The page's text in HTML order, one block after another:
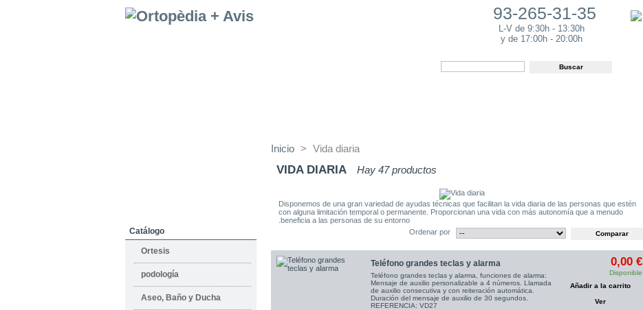
93-265-31-35
L-V de 9:30h - 13:30h
y de 17:00h - 20:00h
Catálogo
Ortesis
podología
Aseo, Baño y Ducha
Inicio > Vida diaria
VIDA DIARIA Hay 47 productos
Disponemos de una gran variedad de ayudas técnicas que facilitan la vida diaria de las personas que estén
con alguna limitación temporal o permanente. Proporcionan una vida con más autonomía que a menudo
.beneficia a las personas de su entorno
Ordenar por
Teléfono grandes teclas y alarma
Teléfono grandes teclas y alarma, funciones de alarma:
Mensaje de auxilio personalizable a 4 números. Llamada
de auxilio consecutiva y con reiteración automática.
Duración del mensaje de auxilio de 30 segundos.
REFERENCIA: VD27
0,00 €
Disponible
Añadir a la carrito
Ver